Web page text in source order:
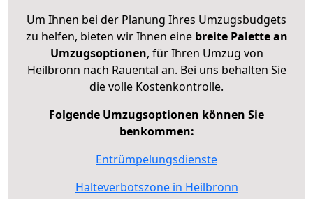
Um Ihnen bei der Planung Ihres Umzugsbudgets
zu helfen, bieten wir Ihnen eine breite Palette an
Umzugsoptionen, für Ihren Umzug von
Heilbronn nach Rauental an. Bei uns behalten Sie
die volle Kostenkontrolle.
Folgende Umzugsoptionen können Sie
benkommen:
Entrümpelungsdienste
Halteverbotszone in Heilbronn